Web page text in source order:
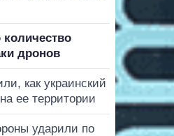
дронов
как украинский
ее территории
ударили по